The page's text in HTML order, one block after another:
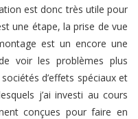
est donc très utile pour
une étape, la prise de vue
est un encore une
voir les problèmes plus
d’effets spéciaux et
j’ai investi au cours
conçues pour faire en